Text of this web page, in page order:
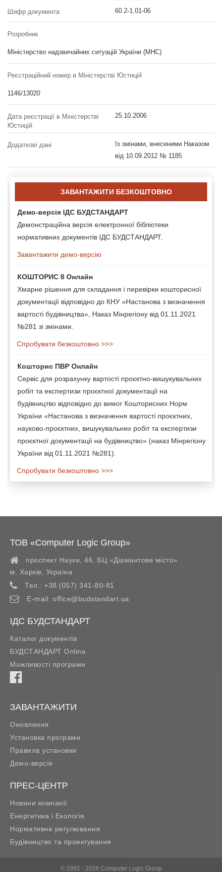
Шифр документа 60.2-1.01-06
Розробник
Міністерство надзвичайних ситуацій України (МНС)
Реєстраційний номер в Міністерстві Юстицій
1146/13020
Дата реєстрації в Міністерстві
Юстицій
25.10.2006
Додаткові дані
Із змінами, внесеними Наказом
від 10.09.2012 № 1185
ЗАВАНТАЖИТИ БЕЗКОШТОВНО
Демо-версія ІДС БУДСТАНДАРТ
Демонстраційна версія електронної бібліотеки
нормативних документів ІДС БУДСТАНДАРТ.
Завантажити демо-версію
КОШТОРИС 8 Онлайн
Хмарне рішення для складання і перевірки кошторисної
документації відповідно до КНУ «Настанова з визначення
вартості будівництва», Наказ Мінрегіону від 01.11.2021
№281 зі змінами.
Спробувати безкоштовно >>>
Кошторис ПВР Онлайн
Сервіс для розрахунку вартості проєктно-вишукувальних
робіт та експертизи проєктної документації на
будівництво відповідно до вимог Кошторисних Норм
України «Настанова з визначення вартості проєктних,
науково-проєктних, вишукувальних робіт та експертизи
проєктної документації на будівництво» (наказ Мінрегіону
України від 01.11.2021 №281).
Спробувати безкоштовно >>>
ТОВ «Computer Logic Group»
проспект Науки, 46, БЦ «Діамантове місто»
м. Харків
Україна
Тел.: +38 (057) 341-80-81
E-mail: office@budstandart.ua
ІДС БУДСТАНДАРТ
Каталог документів
БУДСТАНДАРТ Online
Можливості програми
ЗАВАНТАЖИТИ
Оновлення
Установка програми
Правила установки
Демо-версія
ПРЕС-ЦЕНТР
Новини компанії
Енергетика і Екологія
Нормативне регулювання
Будівництво та проектування
© 1992 - 2026 Computer Logic Group